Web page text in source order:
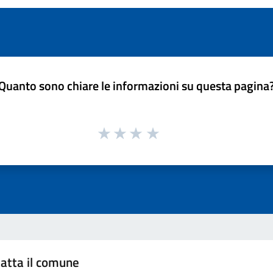
sono chiare le informazioni su questa
il comune